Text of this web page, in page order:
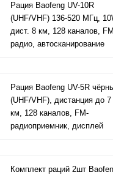
Рация Baofeng UV-10R
(UHF/VHF) 136-520 МГц,
дист. 8 км, 128 каналов, FM
радио, автосканирование
Рация Baofeng UV-5R
(UHF/VHF), дистанция до 7
км, 128 каналов, FM-
радиоприемник, дисплей
Комплект раций 2шт